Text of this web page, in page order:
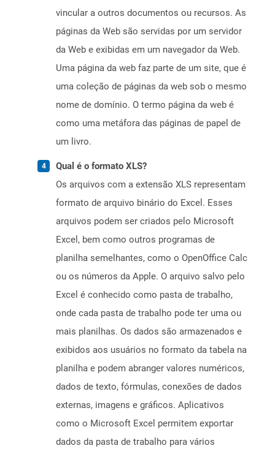
vincular a outros documentos ou recursos. As
páginas da Web são servidas por um servidor
da Web e exibidas em um navegador da Web.
Uma página da web faz parte de um site, que é
uma coleção de páginas da web sob o mesmo
nome de domínio. O termo página da web é
como uma metáfora das páginas de papel de
um livro.
Qual é o formato XLS?
Os arquivos com a extensão XLS representam
formato de arquivo binário do Excel. Esses
arquivos podem ser criados pelo Microsoft
Excel, bem como outros programas de
planilha semelhantes, como o OpenOffice Calc
ou os números da Apple. O arquivo salvo pelo
Excel é conhecido como pasta de trabalho,
onde cada pasta de trabalho pode ter uma ou
mais planilhas. Os dados são armazenados e
exibidos aos usuários no formato da tabela na
planilha e podem abranger valores numéricos,
dados de texto, fórmulas, conexões de dados
externas, imagens e gráficos. Aplicativos
como o Microsoft Excel permitem exportar
dados da pasta de trabalho para vários